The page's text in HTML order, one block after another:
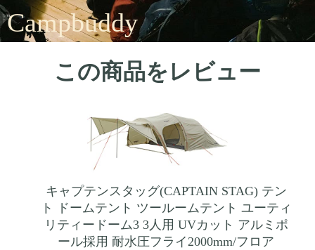
Campbuddy
この商品をレビュー
キャプテンスタッグ(CAPTAIN STAG) テン
ト ドームテント ツールームテント ユーティ
リティードーム3 3人用 UVカット アルミポ
ール採用 耐水圧フライ2000mm/フロア